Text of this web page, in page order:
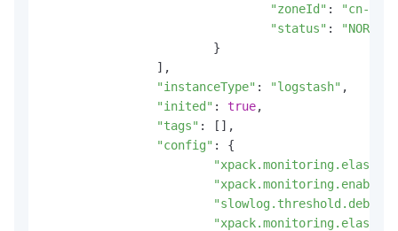
"zoneId" :
"cn-
"status" :
"NORMAL"
		]
,
"instanceType" : "logstash" ,
"inited" : true,
"tags" : [] ,
"config" : {
"xpack.monitoring.enabled"
"slowlog.threshold.debug"